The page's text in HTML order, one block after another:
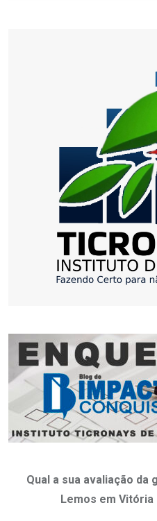
Qual a sua avaliação
Lemos em Vitória